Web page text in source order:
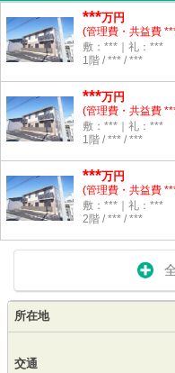
***万円
(管理費・共益費
敷：***｜礼：***
1階 / *** / ***
***万円
(管理費・共益費
敷：***｜礼：***
1階 / *** / ***
***万円
(管理費・共益費
敷：***｜礼：***
2階 / *** / ***
所在地
交通